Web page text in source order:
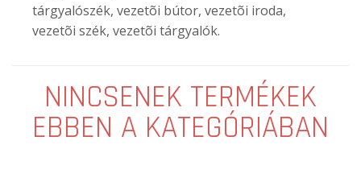
tárgyalószék, vezetõi bútor, vezetõi iroda,
vezetõi szék, vezetõi tárgyalók.
NINCSENEK TERMÉKEK
EBBEN A KATEGÓRIÁBAN